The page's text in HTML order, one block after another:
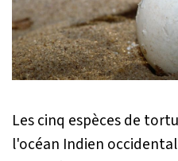
Les cinq espèces de
l'océan Indien